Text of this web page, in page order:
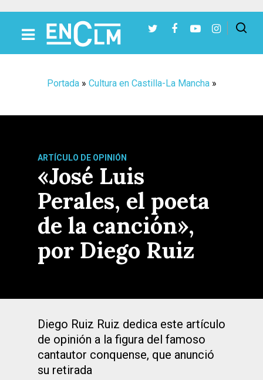
Portada» Cultura en Castilla-La Mancha»
ARTÍCULO DE OPINIÓN
«José Luis
Perales, el poeta
de la canción»,
por Diego Ruiz
Diego Ruiz Ruiz dedica este artículo
de opinión a la figura del famoso
cantautor conquense, que anunció
su retirada